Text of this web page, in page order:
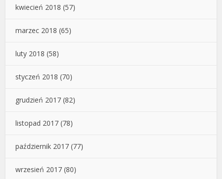
kwiecień 2018 (57)
marzec 2018 (65)
luty 2018 (58)
styczeń 2018 (70)
grudzień 2017 (82)
listopad 2017 (78)
październik 2017 (77)
wrzesień 2017 (80)